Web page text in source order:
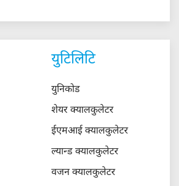
युटिलिटि
युनिकोड
शेयर क्यालकुलेटर
ईएमआई क्यालकुलेटर
ल्यान्ड क्यालकुलेटर
वजन क्यालकुलेटर